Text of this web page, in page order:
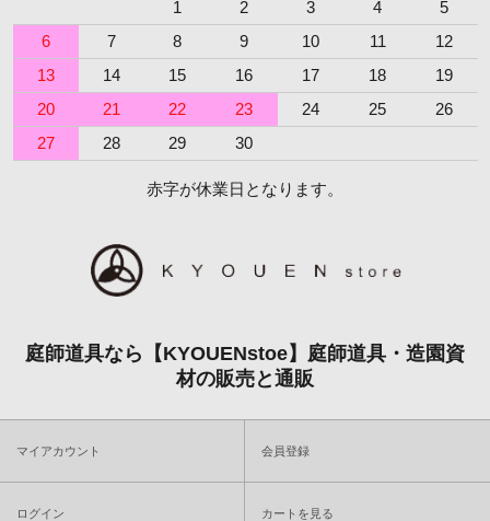
1
2 3 4
5
6
7 8 9 10 11
12
13
14 15 16 17 18
19
20
21 22 23 24 25
26
27
28 29 30
赤字が休業日となります。
庭師道具なら【KYOUENstoe】庭師道具・造園資
材の販売と通販
マイアカウント 会員登録
ログイン カートを見る